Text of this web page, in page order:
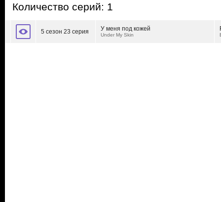
Количество серий: 1
5 сезон 23 серия У меня под кожей
Under My Skin